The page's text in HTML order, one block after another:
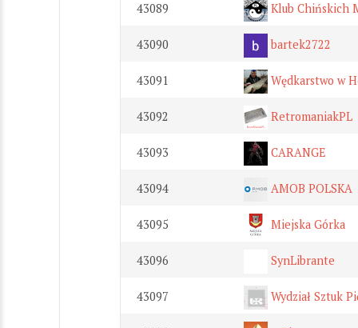
43089 Klub Chińskich
43090 bartek2722
43091 Wędkarstwo w
43092 RetromaniakPL
43093 CARANGE
43094 AMOB POLSKA
43095 Miejska Górka
43096 SynLibrante
43097 Wydział Sztuk